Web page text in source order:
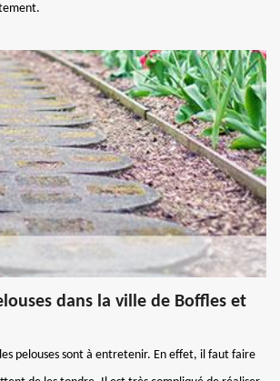
dans la ville de Boffles et
pelouses sont à entretenir. En effet, il faut faire